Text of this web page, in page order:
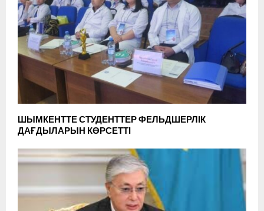
ШЫМКЕНТТЕ СТУДЕНТТЕР ФЕЛЬДШЕРЛІК
ДАҒДЫЛАРЫН КӨРСЕТТІ